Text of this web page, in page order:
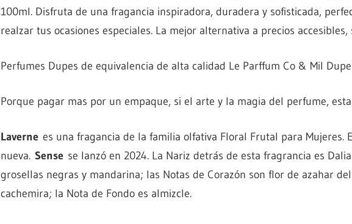
100ml. Disfruta de una fragancia inspiradora, duradera y sofisticada,
realzar tus ocasiones especiales. La mejor alternativa a precios
Perfumes Dupes de equivalencia de alta calidad Le Parffum Co & Mil
Porque pagar mas por un empaque, si el arte y la magia del perfume,
Lavernees una fragancia de la familia olfativa Floral Frutal para Mujeres.
nueva. Sensese lanzó en 2024. La Nariz detrás de esta fragrancia es
grosellas negras y mandarina; las Notas de Corazón son flor de azahar
cachemira; la Nota de Fondo es almizcle.